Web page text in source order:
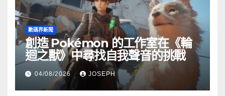
數碼界新聞
創造 Pokémon 的工作室在《輪
迴之獸》中尋找自我聲音的挑戰
04/08/2026 JOSEPH